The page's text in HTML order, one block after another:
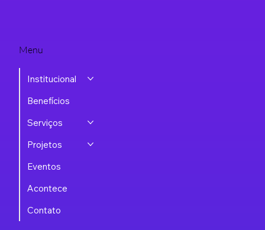
Menu
Institucional
Benefícios
Serviços
Projetos
Eventos
Acontece
Contato